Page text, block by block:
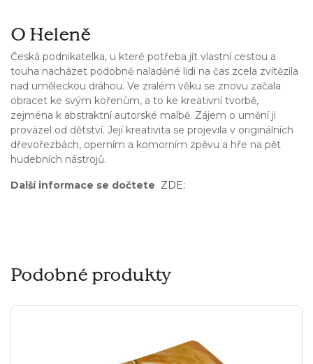
O Heleně
Česká podnikatelka, u které potřeba jít vlastní cestou a
touha nacházet podobně naladěné lidi na čas zcela zvítězila
nad uměleckou dráhou. Ve zralém věku se znovu začala
obracet ke svým kořenům, a to ke kreativní tvorbě,
zejména k abstraktní autorské malbě. Zájem o umění ji
provázel od dětství. Její kreativita se projevila v originálních
dřevořezbách, operním a komorním zpěvu a hře na pět
hudebních nástrojů.
Další informace se dočtete ZDE:
Podobné produkty